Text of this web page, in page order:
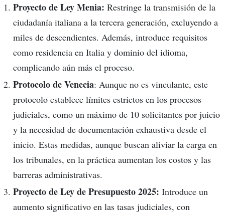
Proyecto de Ley Menia: Restringe la transmisión de la
ciudadanía italiana a la tercera generación, excluyendo a
miles de descendientes. Además, introduce requisitos
como residencia en Italia y dominio del idioma,
complicando aún más el proceso.
Protocolo de Venecia: Aunque no es vinculante, este
protocolo establece límites estrictos en los procesos
judiciales, como un máximo de 10 solicitantes por juicio
y la necesidad de documentación exhaustiva desde el
inicio. Estas medidas, aunque buscan aliviar la carga en
los tribunales, en la práctica aumentan los costos y las
barreras administrativas.
Proyecto de Ley de Presupuesto 2025: Introduce un
aumento significativo en las tasas judiciales, con